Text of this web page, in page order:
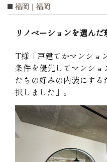
福岡｜福岡
リノベーションを選んだ
T様「戸建てかマンショ
条件を優先してマンシ
たちの好みの内装にす
択しました」。